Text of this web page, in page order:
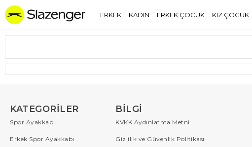
ERKEK KADIN ERKEK ÇOCUK KIZ ÇOCUK
KATEGORILER
Spor Ayakkabı
Erkek Spor Ayakkabı
BILGI
KVKK Aydınlatma Metni
Gizlilik ve Güvenlik Politikası